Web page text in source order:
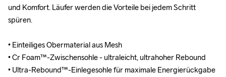
und Komfort. Läufer werden die Vorteile bei jedem Schritt
spüren.
• Einteiliges Obermaterial aus Mesh
• Cr Foam™-Zwischensohle - ultraleicht, ultrahoher Rebound
• Ultra-Rebound™-Einlegesohle für maximale Energierückgabe
und Komfort. Läufer werden die Vorteile bei jedem Schritt
spüren.
• Einteiliges Obermaterial aus Mesh
• Cr Foam™-Zwischensohle - ultraleicht, ultrahoher Rebound
• Ultra-Rebound™-Einlegesohle für maximale Energierückgabe